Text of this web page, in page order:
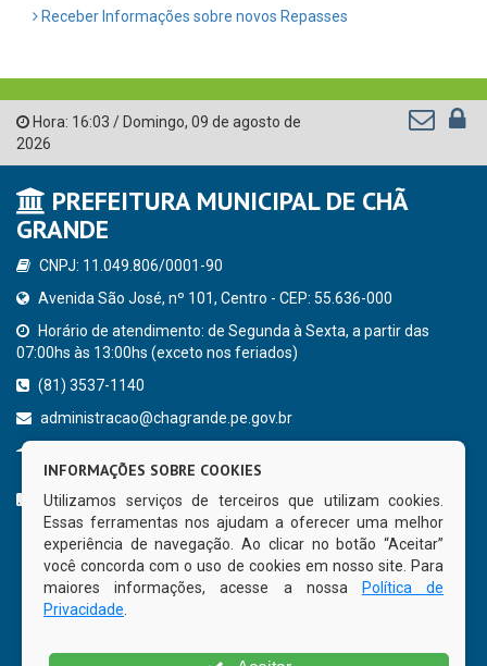
Receber Informações sobre novos Repasses
Hora: 16:03 / Domingo, 09 de agosto de
2026
PREFEITURA MUNICIPAL DE CHÃ
GRANDE
CNPJ: 11.049.806/0001-90
Avenida São José, nº 101, Centro - CEP: 55.636-000
Horário de atendimento: de Segunda à Sexta, a partir das
07:00hs às 13:00hs (exceto nos feriados)
(81) 3537-1140
administracao@chagrande.pe.gov.br
CURTA NOSSA FAN PAGE
INFORMAÇÕES SOBRE COOKIES
Utilizamos serviços de terceiros que utilizam cookies.
Essas ferramentas nos ajudam a oferecer uma melhor
experiência de navegação. Ao clicar no botão “Aceitar”
você concorda com o uso de cookies em nosso site. Para
maiores informações, acesse a nossa
Política de
Privacidade